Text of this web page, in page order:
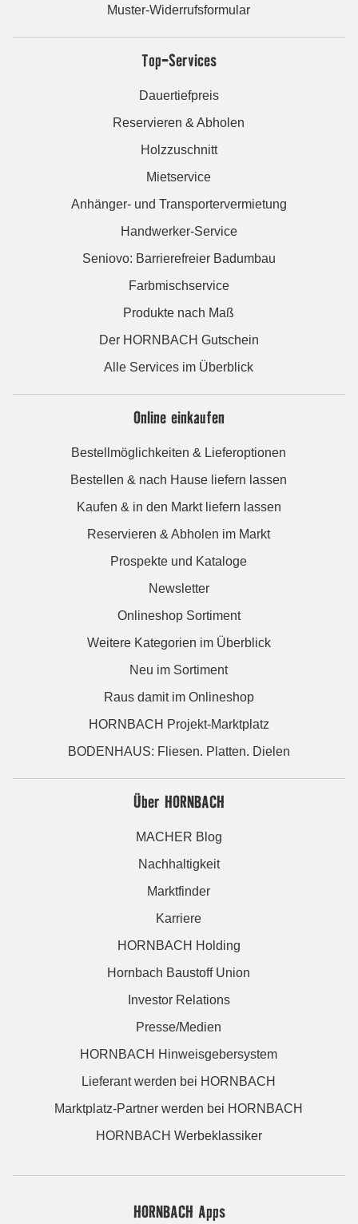
Muster-Widerrufsformular
Top-Services
Dauertiefpreis
Reservieren & Abholen
Holzzuschnitt
Mietservice
Anhänger- und Transportervermietung
Handwerker-Service
Seniovo: Barrierefreier Badumbau
Farbmischservice
Produkte nach Maß
Der HORNBACH Gutschein
Alle Services im Überblick
Online einkaufen
Bestellmöglichkeiten & Lieferoptionen
Bestellen & nach Hause liefern lassen
Kaufen & in den Markt liefern lassen
Reservieren & Abholen im Markt
Prospekte und Kataloge
Newsletter
Onlineshop Sortiment
Weitere Kategorien im Überblick
Neu im Sortiment
Raus damit im Onlineshop
HORNBACH Projekt-Marktplatz
BODENHAUS: Fliesen. Platten. Dielen
Über HORNBACH
MACHER Blog
Nachhaltigkeit
Marktfinder
Karriere
HORNBACH Holding
Hornbach Baustoff Union
Investor Relations
Presse/Medien
HORNBACH Hinweisgebersystem
Lieferant werden bei HORNBACH
Marktplatz-Partner werden bei HORNBACH
HORNBACH Werbeklassiker
HORNBACH Apps